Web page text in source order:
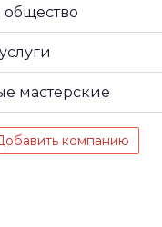
мастерские
компанию